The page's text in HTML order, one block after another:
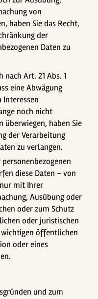
von
haben Sie das Recht,
der
Daten zu
nach Art. 21 Abs. 1
eine Abwägung
Interessen
noch nicht
überwiegen, haben Sie
der Verarbeitung
zu verlangen.
diese Daten – von
mit Ihrer
Ausübung oder
oder zum Schutz
oder juristischen
wichtigen öffentlichen
oder eines
und zum